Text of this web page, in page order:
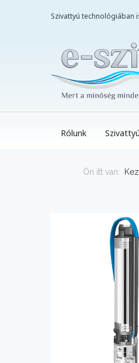
Szivattyú technológiában
Rólunk
Ön itt van: